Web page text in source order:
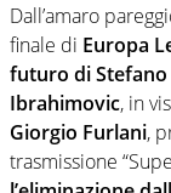
Dall’amaro
finale di Europa
futuro di Stefano
Ibrahimovic, in
Giorgio Furlani,
trasmissione